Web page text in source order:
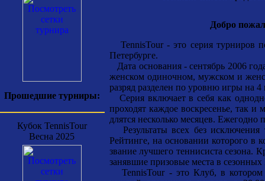
Прошедшие турниры:
Кубок TennisTour
Весна 2025
Добро
TennisTour - это серия турниров
Петербурге.
Дата основания - сентябрь 2006
женском одиночном, мужском и
разряд разделен по уровню игры на 4
Серия включает в себя как
проходят каждое воскресенье, так
длятся несколько месяцев. Ежегодно
Результаты всех без
Рейтинге, на основании которого в
звание лучшего теннисиста сезона.
занявшие призовые места в
TennisTour - это Клуб, в котором